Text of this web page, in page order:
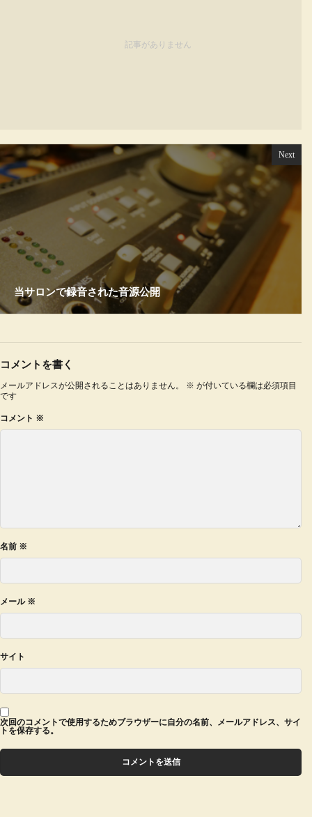
記事がありません
Next
当サロンで録音された音源公開
コメントを書く
メールアドレスが公開されることはありません。 ※ が付いている欄は必須項目
です
コメント ※
名前 ※
メール ※
サイト
次回のコメントで使用するためブラウザーに自分の名前、メールアドレス、サイ
トを保存する。